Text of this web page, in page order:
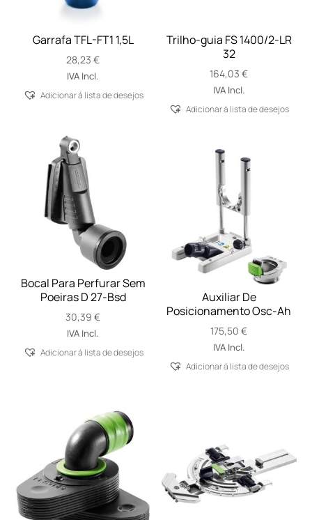
Garrafa TFL-FT1 1,5L
28,23€
IVA Incl.
Adicionar á lista de desejos
Trilho-guia FS 1400/2-LR
32
164,03€
IVA Incl.
Adicionar á lista de desejos
Bocal Para Perfurar Sem
Poeiras D 27-Bsd
30,39€
IVA Incl.
Adicionar á lista de desejos
Auxiliar De
Posicionamento Osc-Ah
175,50€
IVA Incl.
Adicionar á lista de desejos